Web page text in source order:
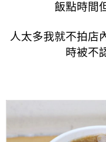
飯點時間
人太多我就不拍店
時被不